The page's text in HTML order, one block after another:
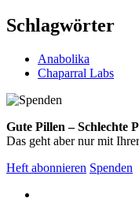
Schlagwörter
Anabolika
Chaparral Labs
Gute Pillen – Schlechte
Das geht aber nur mit
Heft abonnieren Spenden